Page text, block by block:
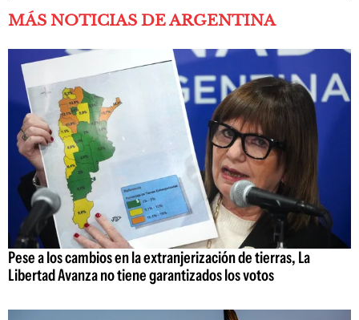
MÁS NOTICIAS DE ARGENTINA
Pese a los cambios en la extranjerización de tierras, La
Libertad Avanza no tiene garantizados los votos